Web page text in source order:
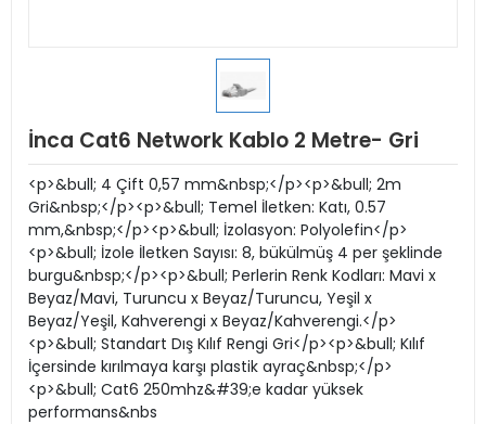
İnca Cat6 Network Kablo 2 Metre- Gri
<p>&bull; 4 Çift 0,57 mm&nbsp;</p><p>&bull; 2m
Gri&nbsp;</p><p>&bull; Temel İletken: Katı, 0.57
mm,&nbsp;</p><p>&bull; İzolasyon: Polyolefin</p>
<p>&bull; İzole İletken Sayısı: 8, bükülmüş 4 per şeklinde
burgu&nbsp;</p><p>&bull; Perlerin Renk Kodları: Mavi x
Beyaz/Mavi, Turuncu x Beyaz/Turuncu, Yeşil x
Beyaz/Yeşil, Kahverengi x Beyaz/Kahverengi.</p>
<p>&bull; Standart Dış Kılıf Rengi Gri</p><p>&bull; Kılıf
İçersinde kırılmaya karşı plastik ayraç&nbsp;</p>
<p>&bull; Cat6 250mhz&#39;e kadar yüksek
performans&nbs